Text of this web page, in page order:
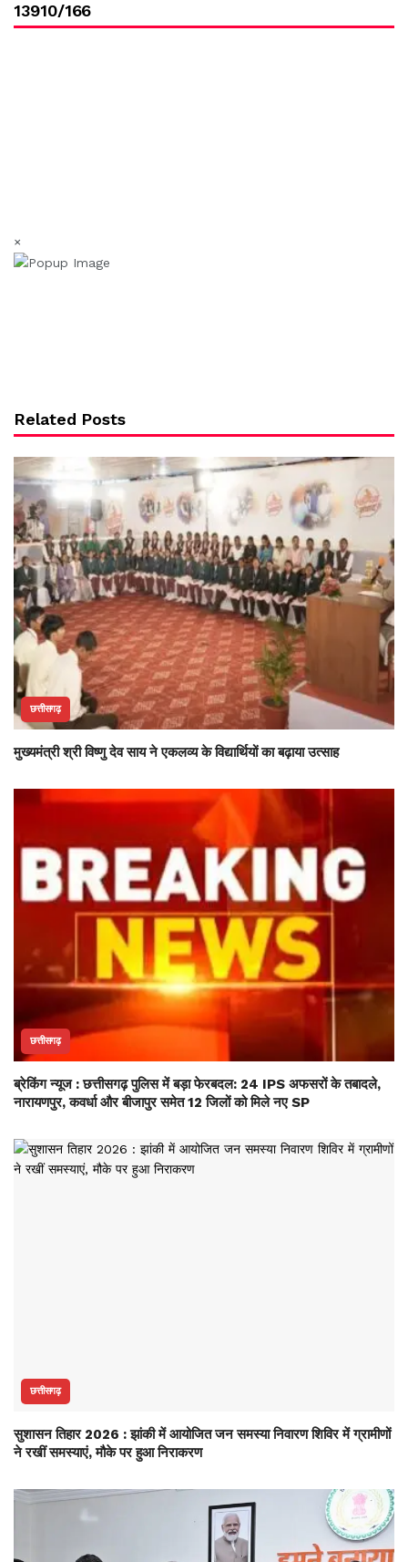
13910/166
×
Related Posts
छत्तीसगढ़
मुख्यमंत्री श्री विष्णु देव साय ने एकलव्य के विद्यार्थियों का बढ़ाया उत्साह
छत्तीसगढ़
ब्रेकिंग न्यूज : छत्तीसगढ़ पुलिस में बड़ा फेरबदल: 24 IPS अफसरों के तबादले,
नारायणपुर, कवर्धा और बीजापुर समेत 12 जिलों को मिले नए SP
छत्तीसगढ़
सुशासन तिहार 2026 : झांकी में आयोजित जन समस्या निवारण शिविर में ग्रामीणों
ने रखीं समस्याएं, मौके पर हुआ निराकरण